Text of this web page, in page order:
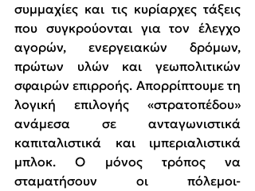
συμμαχίες και τις κυρίαρχες τάξεις
που συγκρούονται για τον έλεγχο
αγορών, ενεργειακών δρόμων,
πρώτων υλών και γεωπολιτικών
σφαιρών επιρροής. Απορρίπτουμε τη
λογική επιλογής «στρατοπέδου»
ανάμεσα σε ανταγωνιστικά
καπιταλιστικά και ιμπεριαλιστικά
μπλοκ. Ο μόνος τρόπος να
σταματήσουν οι πόλεμοι-